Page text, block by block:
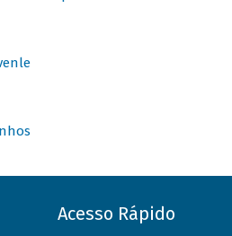
Acesso Rápido